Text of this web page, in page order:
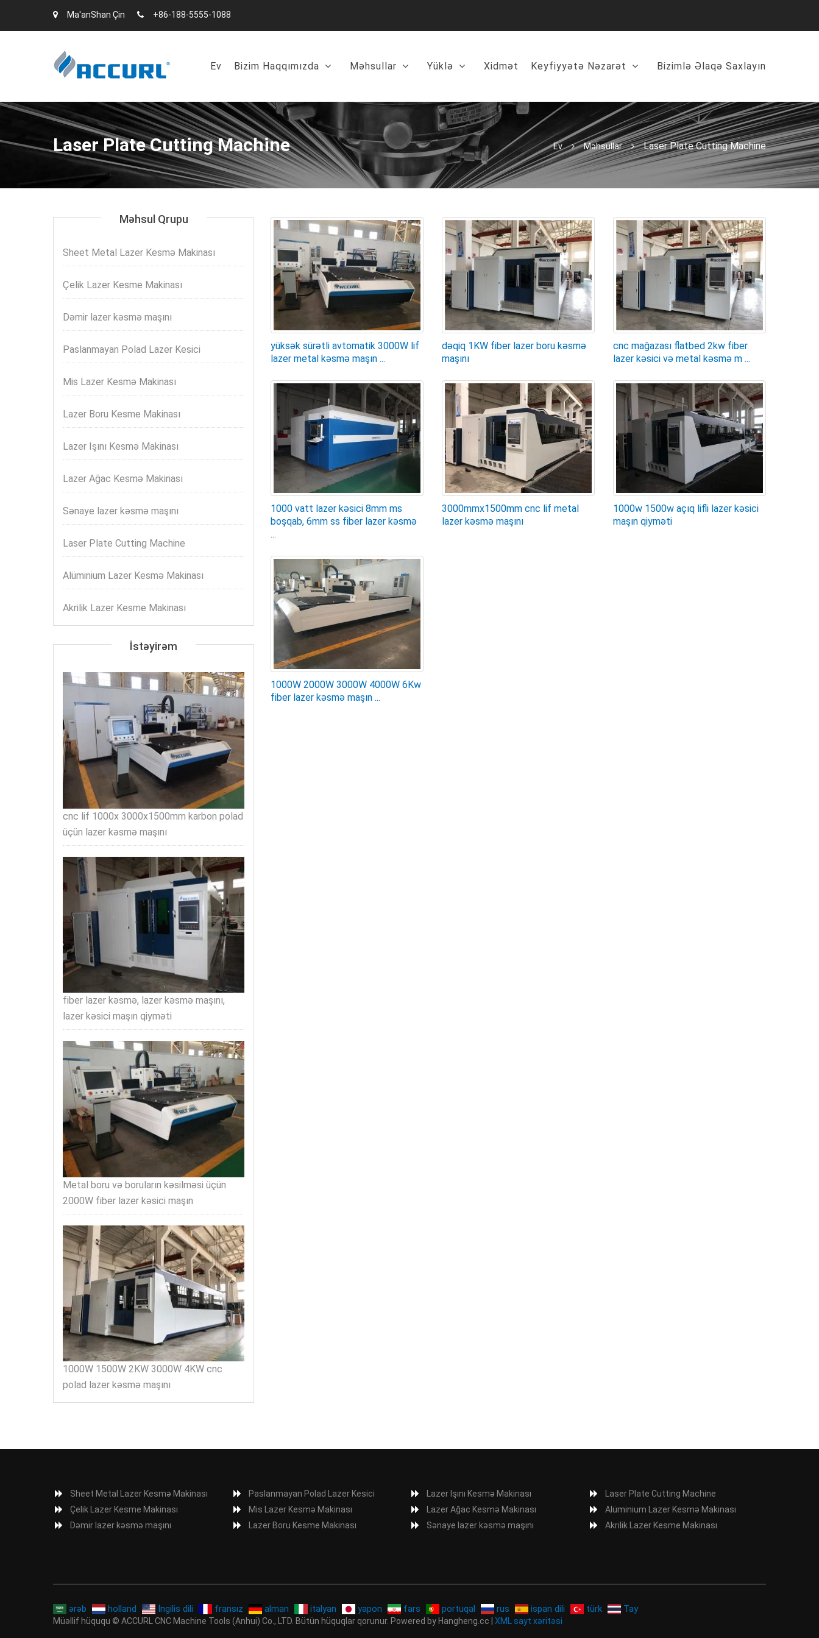
Ma'anShan Çin +86-188-5555-1088
Ev Bizim Haqqımızda Məhsullar Yüklə Xidmət Keyfiyyətə Nəzarət Bizimlə Əlaqə Saxlayın
Laser Plate Cutting Machine Ev Məhsullar Laser Plate Cutting Machine
yüksək sürətli avtomatik 3000W lif
lazer metal kəsmə maşın ...
dəqiq 1KW fiber lazer boru kəsmə
maşını
cnc mağazası flatbed 2kw fiber
lazer kəsici və metal kəsmə m ...
1000 vatt lazer kəsici 8mm ms
boşqab, 6mm ss fiber lazer kəsmə
...
3000mmx1500mm cnc lif metal
lazer kəsmə maşını
1000w 1500w açıq lifli lazer kəsici
maşın qiyməti
1000W 2000W 3000W 4000W 6Kw
fiber lazer kəsmə maşın ...
Məhsul Qrupu
Sheet Metal Lazer Kesmə Makinası
Çelik Lazer Kesme Makinası
Dəmir lazer kəsmə maşını
Paslanmayan Polad Lazer Kesici
Mis Lazer Kesmə Makinası
Lazer Boru Kesme Makinası
Lazer Işını Kesmə Makinası
Lazer Ağac Kesmə Makinası
Sənaye lazer kəsmə maşını
Laser Plate Cutting Machine
Alüminium Lazer Kesmə Makinası
Akrilik Lazer Kesme Makinası
İstəyirəm
cnc lif 1000x 3000x1500mm karbon polad
üçün lazer kəsmə maşını
fiber lazer kəsmə, lazer kəsmə maşını,
lazer kəsici maşın qiyməti
Metal boru və boruların kəsilməsi üçün
2000W fiber lazer kəsici maşın
1000W 1500W 2KW 3000W 4KW cnc
polad lazer kəsmə maşını
Sheet Metal Lazer Kesmə Makinası
Çelik Lazer Kesme Makinası
Dəmir lazer kəsmə maşını
Paslanmayan Polad Lazer Kesici
Mis Lazer Kesmə Makinası
Lazer Boru Kesme Makinası
Lazer Işını Kesmə Makinası
Lazer Ağac Kesmə Makinası
Sənaye lazer kəsmə maşını
Laser Plate Cutting Machine
Alüminium Lazer Kesmə Makinası
Akrilik Lazer Kesme Makinası
ərəb holland İngilis dili fransız alman italyan yapon fars portuqal rus ispan dili türk Tay
Müəllif hüququ © ACCURL CNC Machine Tools (Anhui) Co., LTD. Bütün hüquqlar qorunur. Powered by Hangheng.cc | XML sayt xəritəsi